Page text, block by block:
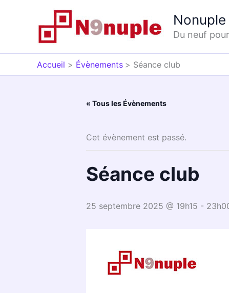
Du neuf
Accueil Évènements Séance club
« Tous les Évènements
Cet évènement est passé.
Séance club
25 septembre 2025 @ 19h15 -